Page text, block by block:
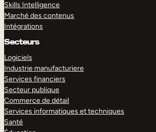
Skills Intelligence
Marché des contenus
Intégrations
Secteurs
Logiciels
Industrie manufacturiere
Services financiers
Secteur publique
Commerce de détail
Services informatiques et techniques
Santé